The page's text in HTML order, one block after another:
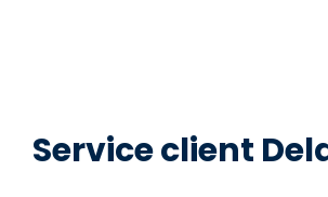
Service client